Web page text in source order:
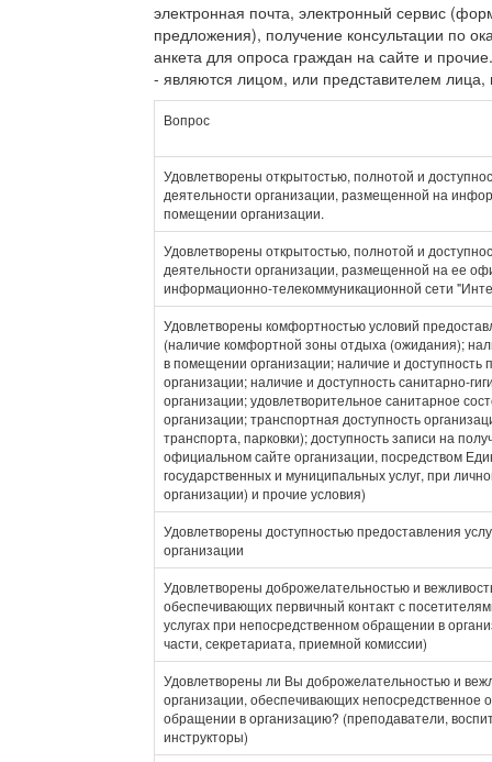
электронная почта, электронный сервис
предложения), получение консультации по
анкета для опроса граждан на сайте и
- являются лицом, или представителем
Вопрос
Удовлетворены открытостью, полнотой и
деятельности организации, размещенной на
помещении организации.
Удовлетворены открытостью, полнотой и
деятельности организации, размещенной на ее
информационно-телекоммуникационной сети
Удовлетворены комфортностью условий
(наличие комфортной зоны отдыха (ожидания);
в помещении организации; наличие и
организации; наличие и доступность санитарно-
организации; удовлетворительное санитарное
организации; транспортная доступность
транспорта, парковки); доступность записи на
официальном сайте организации, посредством
государственных и муниципальных услуг, при
организации) и прочие условия)
Удовлетворены доступностью предоставления
организации
Удовлетворены доброжелательностью и
обеспечивающих первичный контакт с
услугах при непосредственном обращении в
части, секретариата, приемной комиссии)
Удовлетворены ли Вы доброжелательностью и
организации, обеспечивающих непосредственное
обращении в организацию? (преподаватели,
инструкторы)